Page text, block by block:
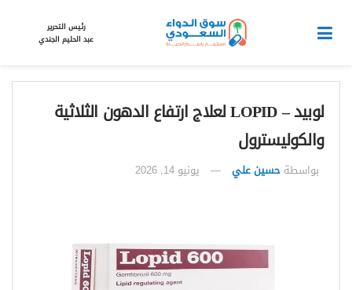
رئيس التحرير
عبد الحليم الجندي
لوبيد – LOPID لعلاج ارتفاع الدهون الثلاثية
والكوليسترول
بواسطة حسين علي يونيو 14, 2026